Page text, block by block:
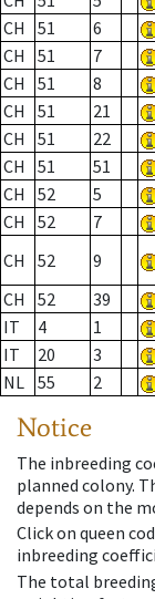
CH
51 6
CH
51 7
CH
51 8
CH
51 21
CH
51 22
CH
51 51
CH
52 5
CH
52 7
CH
52 9
CH
52 39
IT
4 1
IT
20 3
NL 55 2
Notice
The inbreeding
planned colony.
depends on the
Click on queen
inbreeding
The total